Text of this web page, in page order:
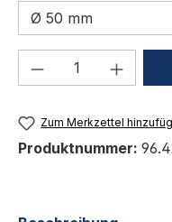
Produkt
Zum Merkzettel
Produktnummer: